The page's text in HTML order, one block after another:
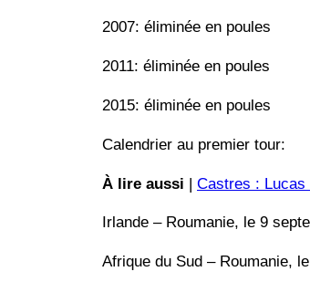
2007: éliminée en poules
2011: éliminée en poules
2015: éliminée en poules
Calendrier au premier tour:
À lire aussi | Castres : Lucas
Irlande – Roumanie, le 9
Afrique du Sud – Roumanie,